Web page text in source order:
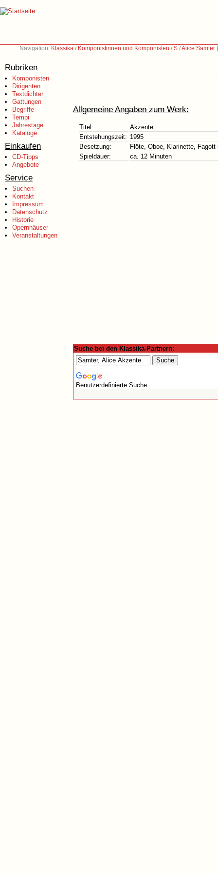
Navigation: Klassika / Komponistinnen und Komponisten /S /Alice Samter
Rubriken
Komponisten
Dirigenten
Textdichter
Gattungen
Begriffe
Tempi
Jahrestage
Kataloge
Einkaufen
CD-Tipps
Angebote
Service
Suchen
Kontakt
Impressum
Datenschutz
Historie
Opernhäuser
Veranstaltungen
Allgemeine Angaben zum Werk:
Titel:
Akzente
Entstehungszeit: 1995
Besetzung:
Flöte, Oboe, Klarinette, Fagott
Spieldauer:
ca. 12 Minuten
Suche bei den Klassika-Partnern:
Benutzerdefinierte Suche